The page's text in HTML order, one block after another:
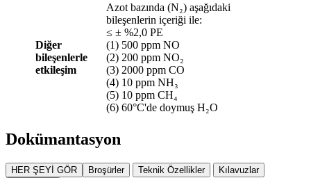
Diğer
bileşenlerle
etkileşim
Azot bazında (N₂) aşağıdaki
bileşenlerin içeriği ile:
≤ ± %2,0 PE
(1) 500 ppm NO
(2) 200 ppm NO₂
(3) 2000 ppm CO
(4) 10 ppm NH₃
(5) 10 ppm CH₄
(6) 60°C'de doymuş H₂O
Dokümantasyon
HER ŞEYİ GÖR Broşürler Teknik Özellikler
Kılavuzlar